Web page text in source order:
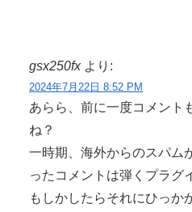
gsx250fx より:
2024年7月22日 8:52 PM
あらら、前に一度コメント
ね？
一時期、海外からのスパム
ったコメントは弾くプラグ
もしかしたらそれにひっか